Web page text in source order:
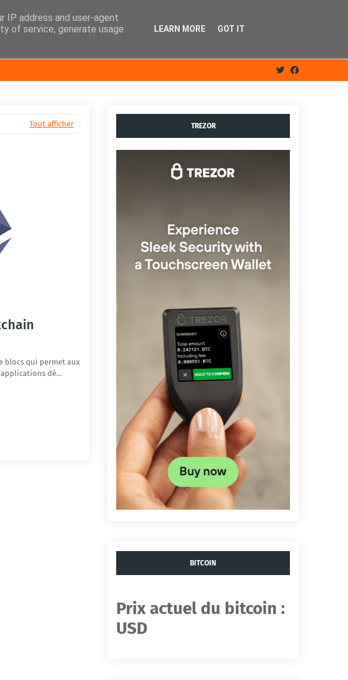
Tout afficher
blocs qui permet aux
applications dé…
TREZOR
BITCOIN
Prix ​​actuel du bitcoin :
USD
IP address and user-agent
of service, generate usage
LEARN MORE GOT IT